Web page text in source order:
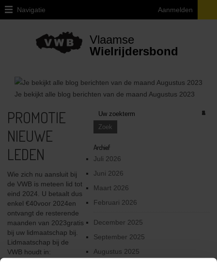
Navigatie Aanmelden
Over
Juridische
vragen
ivm
fiets
Provinciale
afgevaardigden
Ethiek
/
Integriteit
/
Verkeersregels
Media
Vlaamse
Wielrijdersbond
Je bekijkt alle blog berichten van de maand Augustus 2023
PROMOTIE
NIEUWE
LEDEN
Wie zich nu aansluit bij
de VWB is meteen lid tot
eind 2024. U betaalt dus
enkel €40voor 2024en
ontvangt de resterende
maanden van 2023gratis
bij uw lidmaatschap bij.
Lidmaatschap bij de
VWB houdt in:
Archief
Juli 2026
1
Juni 2026
1
Maart 2026
1
Februari 2026
1
December 2025
1
September 2025
2
Augustus 2025
1
1
1
1
3
2
1
2
2
1
1
1
2
2
2
3
1
2
1
2
1
2
2
1
1
3
1
3
1
2
2
4
1
1
1
3
3
5
2
4
2
3
4
5
1
4
2
1
1
1
1
1
1
1
1
2
1
1